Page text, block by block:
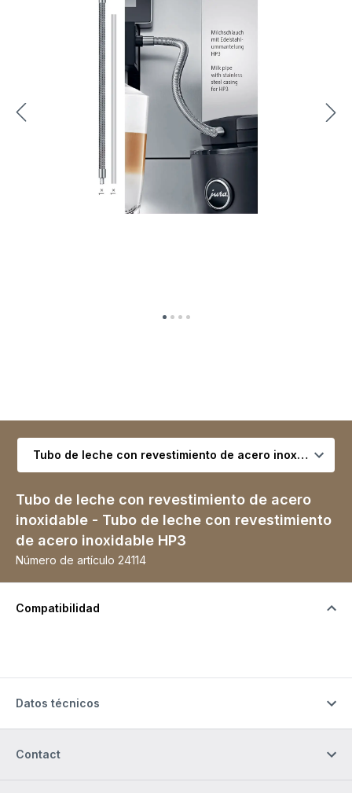
Seleccionar variante
Tubo de leche con revestimiento de acero
inoxidable - Tubo de leche con revestimiento
de acero inoxidable HP3
Número de artículo 24114
Compatibilidad
Datos técnicos
Contact